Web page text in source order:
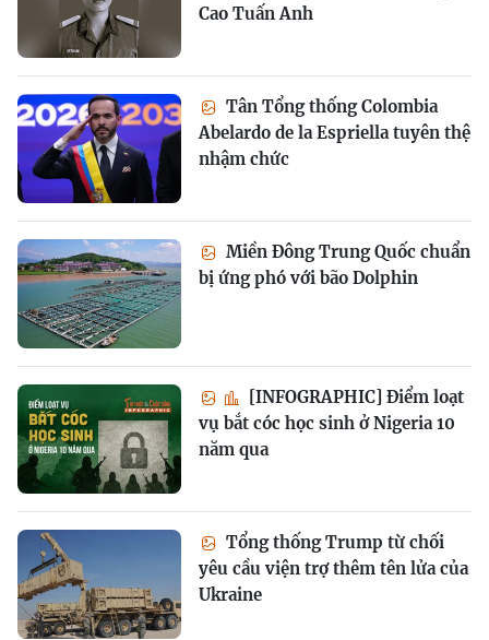
Cao Tuấn Anh
Tân Tổng thống Colombia
Abelardo de la Espriella tuyên thệ
nhậm chức
Miền Đông Trung Quốc chuẩn
bị ứng phó với bão Dolphin
[INFOGRAPHIC] Điểm loạt
vụ bắt cóc học sinh ở Nigeria 10
năm qua
Tổng thống Trump từ chối
yêu cầu viện trợ thêm tên lửa của
Ukraine